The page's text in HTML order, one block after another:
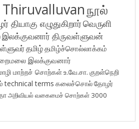
நூல்
தியாகு எழுதுகிறார்வெருளி
இலக்குவனார் திருவள்ளுவன்
தமிழ்தமிழ்ச்சொல்லாக்கம்
இலக்குவனார்
மாற்றச் சொற்கள்உ.வே.சா. குறள்நெறி
technical terms கலைச்சொல்தோழர்
அறிவியல் வகைமைச் சொற்கள் 3000